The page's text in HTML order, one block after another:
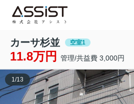
カーサ杉並 空室1
11.8万円 管理/共益費 3,000円
1 /13